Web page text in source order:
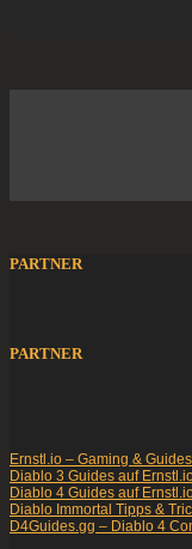
PARTNER
PARTNER
Ernstl.io – Gaming & Guides
Diablo 3 Guides auf
Diablo 4 Guides auf
Diablo Immortal Tipps &
D4Guides.gg – Diablo 4